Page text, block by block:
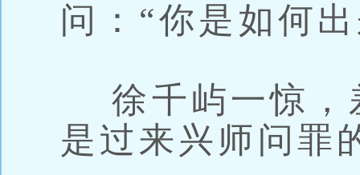
问：“你是如何
徐千屿一惊，
是过来兴师问罪